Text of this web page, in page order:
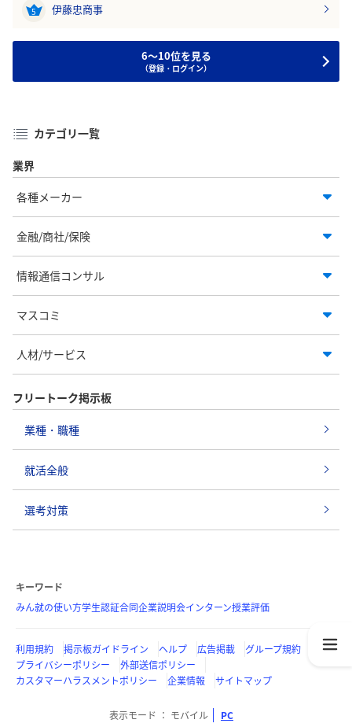
5 伊藤忠商事
6～10位を見る
（登録・ログイン）
カテゴリ一覧
業界
各種メーカー
金融/商社/保険
情報通信コンサル
マスコミ
人材/サービス
フリートーク掲示板
業種・職種
就活全般
選考対策
キーワード
みん就の使い方学生認証合同企業説明会インターン授業評価
利用規約 掲示板ガイドライン ヘルプ 広告掲載
グループ規約
プライバシーポリシー
外部送信ポリシー
カスタマーハラスメントポリシー
企業情報 サイトマップ
表示モード モバイル PC